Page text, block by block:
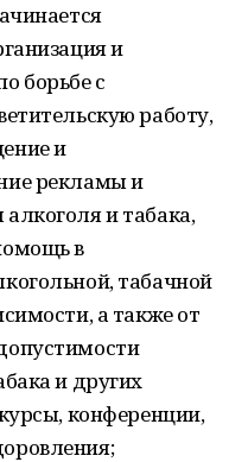
и
борьбе с
работу,
и
рекламы и
и табака,
в
табачной
а также от
и других
конференции,